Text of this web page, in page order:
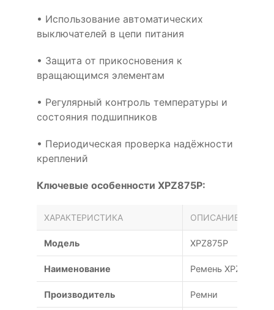
• Использование автоматических
выключателей в цепи питания
• Защита от прикосновения к
вращающимся элементам
• Регулярный контроль температуры и
состояния подшипников
• Периодическая проверка надёжности
креплений
Ключевые особенности XPZ875P:
ХАРАКТЕРИСТИКА ОПИСАНИЕ
Модель XPZ875P
Наименование Ремень XPZ 875
Производитель Ремни